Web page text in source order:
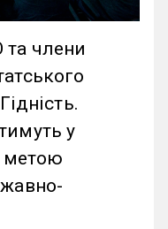
члени
у
метою